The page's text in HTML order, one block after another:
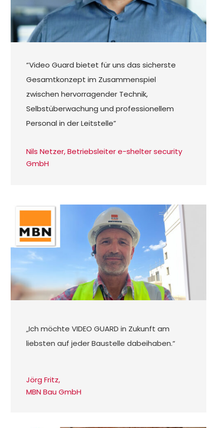
“Video Guard bietet für uns das sicherste
Gesamtkonzept im Zusammenspiel
zwischen hervorragender Technik,
Selbstüberwachung und professionellem
Personal in der Leitstelle”
Nils Netzer, Betriebsleiter e-shelter security
GmbH
„Ich möchte VIDEO GUARD in Zukunft am
liebsten auf jeder Baustelle dabeihaben.“
Jörg Fritz,
MBN Bau GmbH